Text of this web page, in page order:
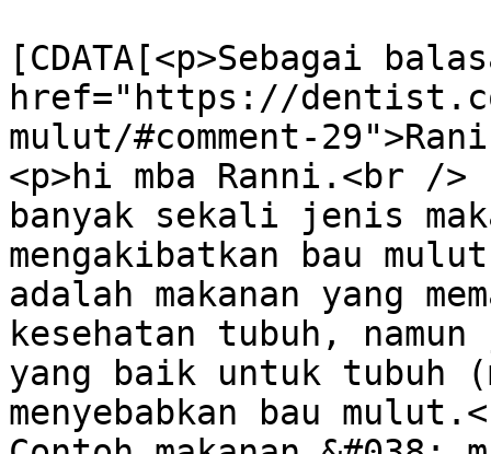
[CDATA[<p>Sebagai
href="https://
mulut/#comment-
<p>hi mba Ranni.<br />
banyak sekali jenis
mengakibatkan bau
adalah makanan yang
kesehatan tubuh, namun
yang baik untuk tubuh
menyebabkan bau